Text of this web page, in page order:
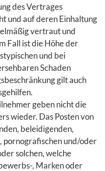
des Vertrages
und auf deren Einhaltung
vertraut und
Fall ist die Höhe der
und bei
Schaden
gilt auch
geben nicht die
wieder. Das Posten von
beleidigenden,
und/oder
solchen, welche
, Marken oder